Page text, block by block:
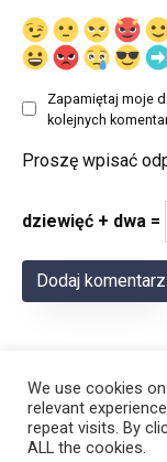
Zapamiętaj moje
kolejnych
Proszę wpisać
dziewięć + dwa =
We use cookies
relevant
repeat visits. By
ALL the cookies.